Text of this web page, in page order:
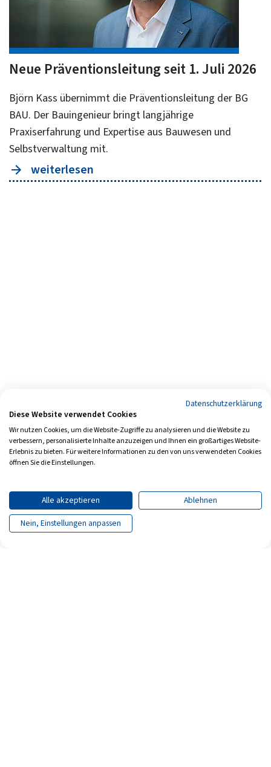
Neue Präventionsleitung seit 1. Juli 2026
Björn Kass übernimmt die Präventionsleitung der BG
BAU. Der Bauingenieur bringt langjährige
Praxiserfahrung und Expertise aus Bauwesen und
Selbstverwaltung mit.
weiterlesen
Datenschutzerklärung
Diese Website verwendet Cookies
Wir nutzen Cookies, um die Website-Zugriffe zu analysieren und die Website zu
verbessern, personalisierte Inhalte anzuzeigen und Ihnen ein großartiges Website-
Erlebnis zu bieten. Für weitere Informationen zu den von uns verwendeten Cookies
öffnen Sie die Einstellungen.
Alle akzeptieren
Ablehnen
Nein, Einstellungen anpassen